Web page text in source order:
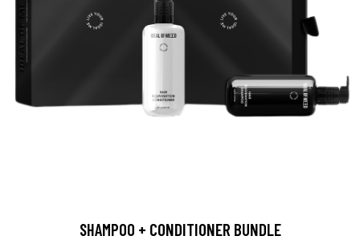
SHAMPOO + CONDITIONER BUNDLE